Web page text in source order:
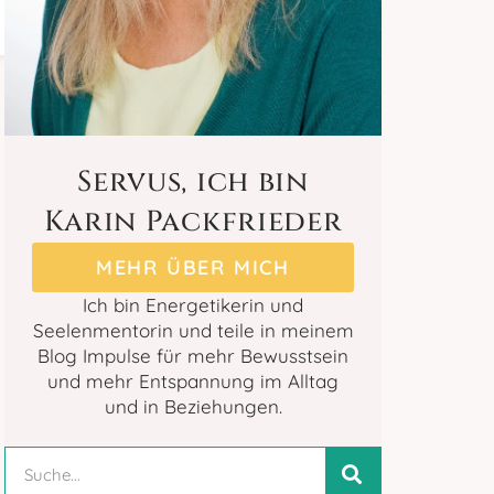
Servus, ich bin
Karin Packfrieder
MEHR ÜBER MICH
Ich bin Energetikerin und
Seelenmentorin und teile in meinem
Blog Impulse für mehr Bewusstsein
und mehr Entspannung im Alltag
und in Beziehungen.